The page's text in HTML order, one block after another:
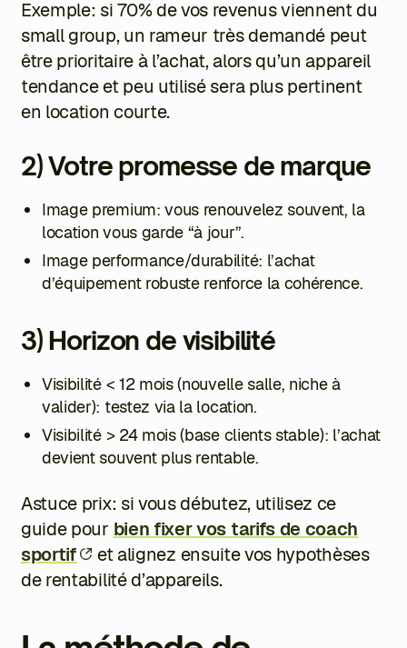
Exemple: si 70% de vos revenus viennent du
small group, un rameur très demandé peut
être prioritaire à l’achat, alors qu’un appareil
tendance et peu utilisé sera plus pertinent
en location courte.
2) Votre promesse de marque
Image premium: vous renouvelez souvent, la
location vous garde “à jour”.
Image performance/durabilité: l’achat
d’équipement robuste renforce la cohérence.
3) Horizon de visibilité
Visibilité < 12 mois (nouvelle salle, niche à
valider): testez via la location.
Visibilité > 24 mois (base clients stable): l’achat
devient souvent plus rentable.
Astuce prix: si vous débutez, utilisez ce
guide pour bien fixer vos tarifs de coach
sportif
et alignez ensuite vos hypothèses
de rentabilité d’appareils.